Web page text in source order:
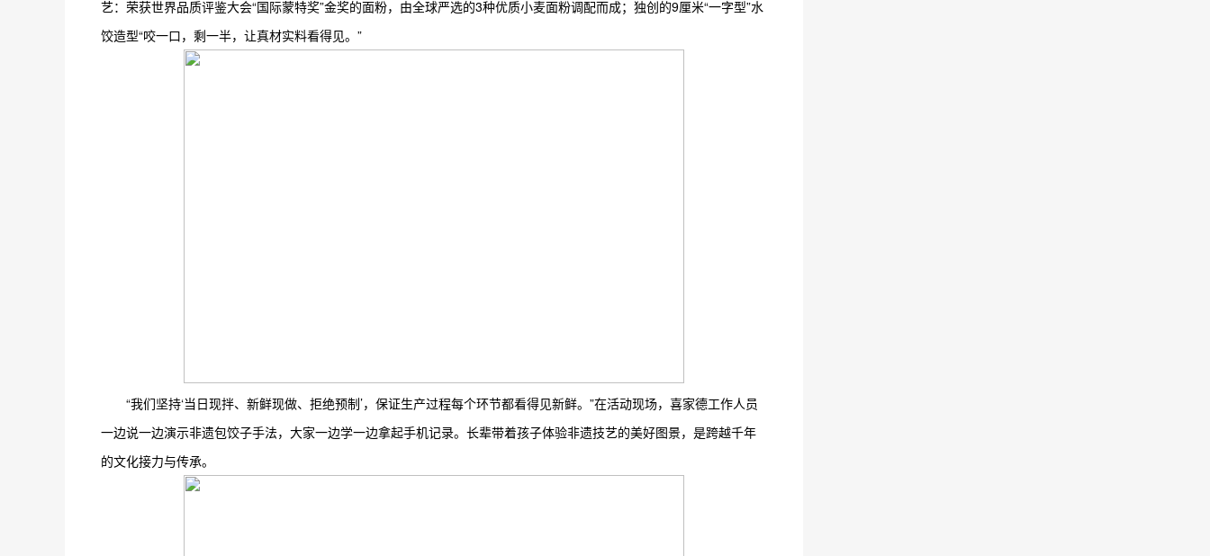
艺：荣获世界品质评鉴大会“国际蒙特奖”金奖的面粉，由全球严选的3种优质小麦面粉调配而成；独创的9厘米“一字型”水
饺造型“咬一口，剩一半，让真材实料看得见。”
“我们坚持‘当日现拌、新鲜现做、拒绝预制’，保证生产过程每个环节都看得见新鲜。”在活动现场，喜家德工作人员
一边说一边演示非遗包饺子手法，大家一边学一边拿起手机记录。长辈带着孩子体验非遗技艺的美好图景，是跨越千年
的文化接力与传承。